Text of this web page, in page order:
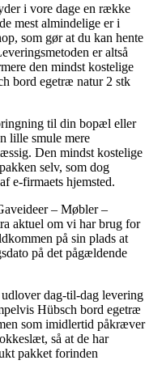
i vore dage en række
mest almindelige er i
som gør at du kan hente
er altså
den mindst kostelige
bord egetræ natur 2 stk
til din bopæl eller
lille smule mere
Den mindst kostelige
selv, som dog
e-firmaets hjemsted.
– Møbler –
aktuel om vi har brug for
på sin plads at
på det pågældende
dag-til-dag levering
Hübsch bord egetræ
som imidlertid påkræver
så at de har
pakket forinden